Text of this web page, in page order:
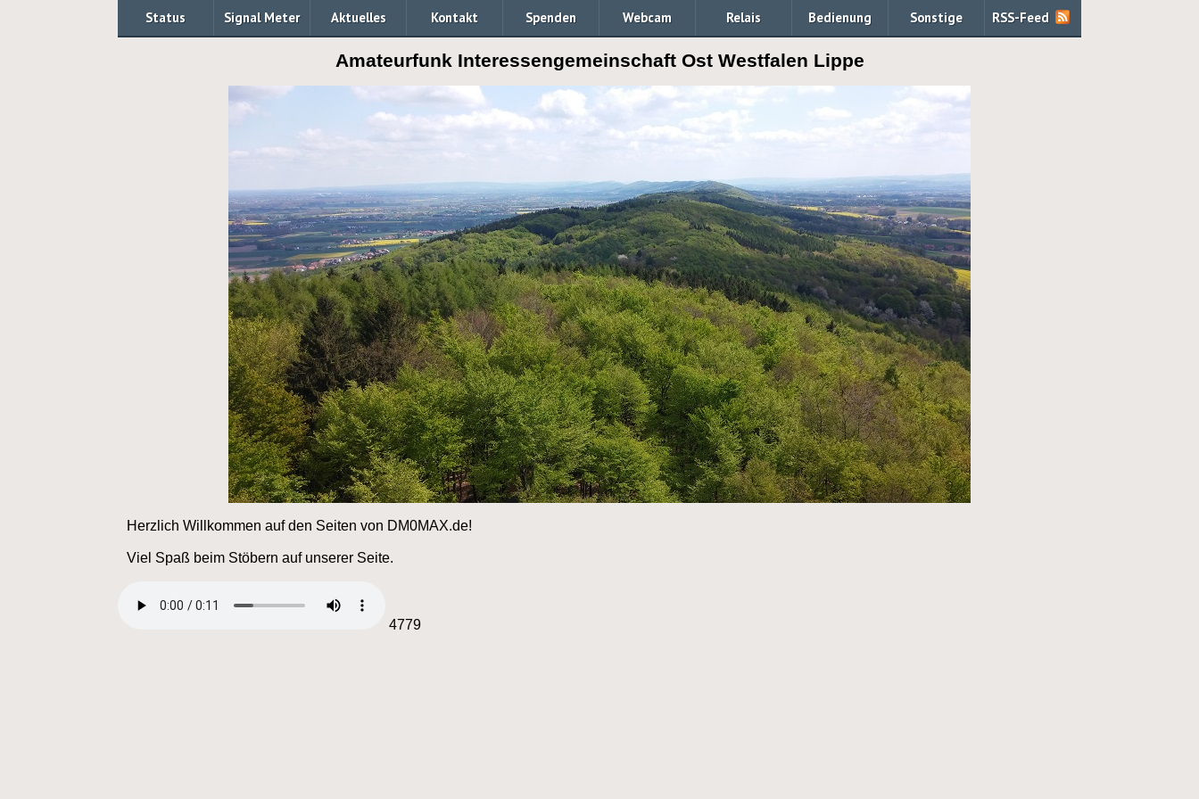
Status Signal Meter Aktuelles Kontakt Spenden Webcam Relais Bedienung Sonstige RSS-Feed
Amateurfunk Interessengemeinschaft Ost Westfalen Lippe
Herzlich Willkommen auf den Seiten von DM0MAX.de!
Viel Spaß beim Stöbern auf unserer Seite.
4779